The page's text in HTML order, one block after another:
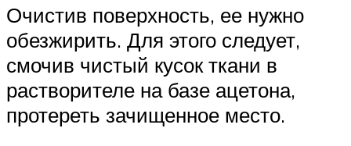
Очистив поверхность, ее нужно
обезжирить. Для этого следует,
смочив чистый кусок ткани в
растворителе на базе ацетона,
протереть зачищенное место.